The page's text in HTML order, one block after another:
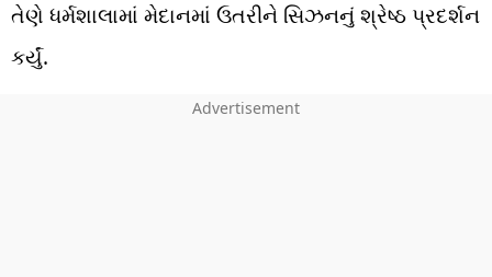
તેણે ધર્મશાલામાં મેદાનમાં ઉતરીને સિઝનનું શ્રેષ્ઠ પ્રદર્શન
કર્યું.